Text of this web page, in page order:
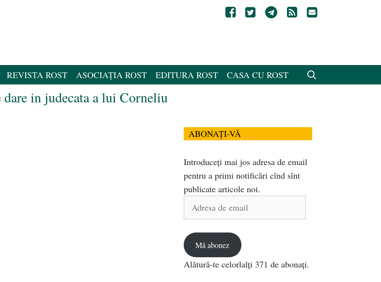
REVISTA ROST ASOCIAȚIA ROST EDITURA ROST CASA CU ROST
in judecata a lui Corneliu
ABONAȚI-VĂ
Introduceți mai jos adresa de email
pentru a primi notificări cînd sînt
publicate articole noi.
Adresa
Mă abonez
Alătură-te celorlalți 371 de abonați.